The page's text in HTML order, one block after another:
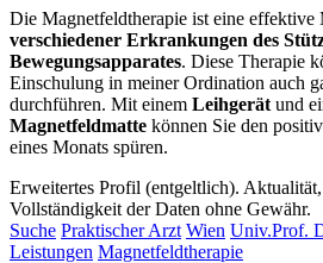
Die Magnetfeldtherapie ist eine effektive
verschiedener Erkrankungen des
Bewegungsapparates. Diese Therapie
Einschulung in meiner Ordination auch
durchführen. Mit einem Leihgerät und
Magnetfeldmatte können Sie den
eines Monats spüren.
Erweitertes Profil (entgeltlich).
Vollständigkeit der Daten ohne Gewähr.
Suche Praktischer Arzt Wien Univ.Prof.
Leistungen Magnetfeldtherapie